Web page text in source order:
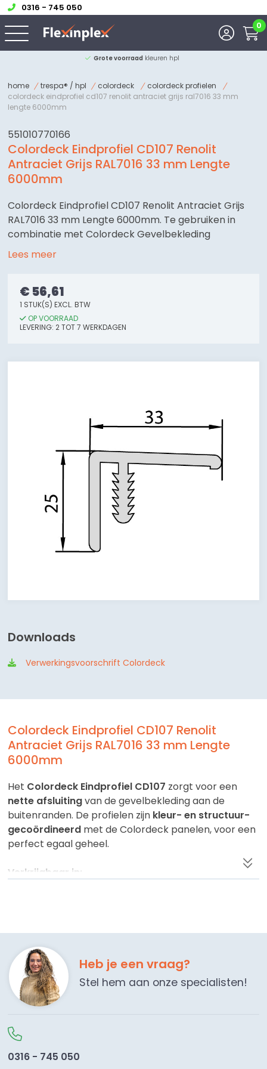
0316 - 745 050
0
Grote voorraad kleuren hpl
home trespa® / hpl colordeck
colordeck profielen
colordeck eindprofiel cd107 renolit antraciet grijs ral7016 33 mm
lengte 6000mm
551010770166
Colordeck Eindprofiel CD107 Renolit
Antraciet Grijs RAL7016 33 mm Lengte
6000mm
Colordeck Eindprofiel CD107 Renolit Antraciet Grijs
RAL7016 33 mm Lengte 6000mm. Te gebruiken in
combinatie met Colordeck Gevelbekleding
Lees meer
€ 56,61
1 STUK(S) EXCL. BTW
OP VOORRAAD
LEVERING: 2 TOT 7 WERKDAGEN
Downloads
Verwerkingsvoorschrift Colordeck
Colordeck Eindprofiel CD107 Renolit
Antraciet Grijs RAL7016 33 mm Lengte
6000mm
Het Colordeck Eindprofiel CD107 zorgt voor een
nette afsluitingvan de gevelbekleding aan de
buitenranden. De profielen zijn kleur- en structuur-
gecoördineerd met de Colordeck panelen, voor een
perfect egaal geheel.
Verkrijgbaar in:
- Renolit Antracietgrijs RAL 7016
- Renolit Cremewit RAL 9001
- Renolit Wit RAL 9016
Eigenschappen:
- Lengte:6000 mm
- Perfecte kleurmatch met Colordeck gevelpanelen
Heb je een vraag?
Stel hem aan onze specialisten!
0316 - 745 050